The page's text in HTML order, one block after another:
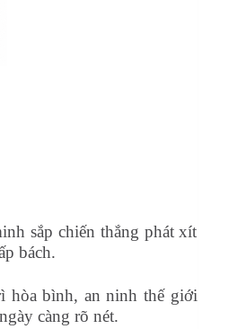
sắp chiến thắng phát xít
bách.
hòa bình, an ninh thế giới
càng rõ nét.